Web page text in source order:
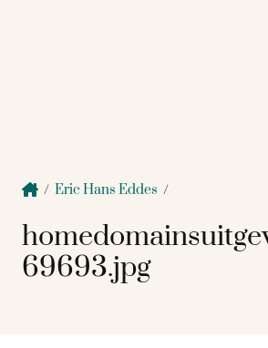
/ Eric Hans Eddes /
69693.jpg